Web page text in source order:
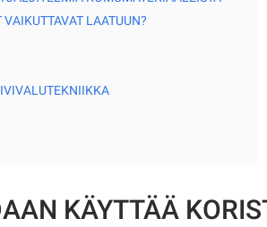
LAATUUN?
KÄYTTÄÄ